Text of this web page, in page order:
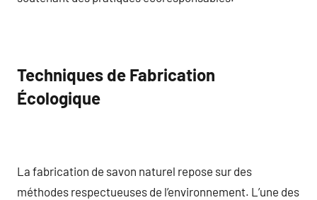
Techniques de Fabrication
Écologique
La fabrication de savon naturel repose sur des
méthodes respectueuses de l’environnement. L’une des